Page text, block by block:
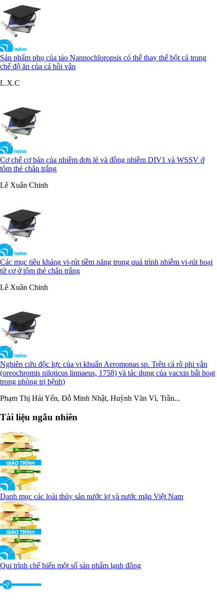
Sản phẩm phụ của tảo Nannochloropsis có thể thay thế bột cá trong
chế độ ăn của cá hồi vân
L.X.C
Cơ chế cơ bản của nhiễm đơn lẻ và đồng nhiễm DIV1 và WSSV ở
tôm thẻ chân trắng
Lê Xuân Chinh
Các mục tiêu kháng vi-rút tiềm năng trong quá trình nhiễm vi-rút hoại
tử cơ ở tôm thẻ chân trắng
Lê Xuân Chinh
Nghiên cứu độc lực của vi khuẩn Aeromonas sp. Trên cá rô phi vằn
(oreochromis niloticus linnaeus, 1758) và tác dụng của vacxin bất hoạt
trong phòng trị bệnh)
Phạm Thị Hải Yến, Đỗ Minh Nhật, Huỳnh Văn Vì, Trần...
Tài liệu ngẫu nhiên
Danh mục các loài thủy sản nước lợ và nước mặn Việt Nam
Qui trình chế biến một số sản phẩm lạnh đông